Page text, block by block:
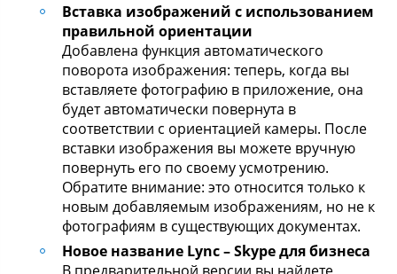
Вставка изображений с использованием
правильной ориентации
Добавлена функция автоматического
поворота изображения: теперь, когда вы
вставляете фотографию в приложение, она
будет автоматически повернута в
соответствии с ориентацией камеры. После
вставки изображения вы можете вручную
повернуть его по своему усмотрению.
Обратите внимание: это относится только к
новым добавляемым изображениям, но не к
фотографиям в существующих документах.
Новое название Lync – Skype для бизнеса